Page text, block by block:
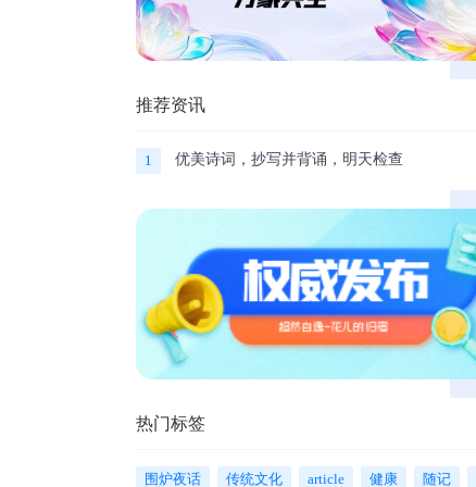
推荐资讯
1 优美诗词，抄写并背诵，明天检查
热门标签
围炉夜话 传统文化 article 健康 随记